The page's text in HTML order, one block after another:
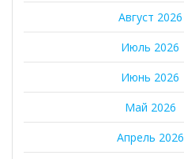
Август 2026
Июль 2026
Июнь 2026
Май 2026
Апрель 2026